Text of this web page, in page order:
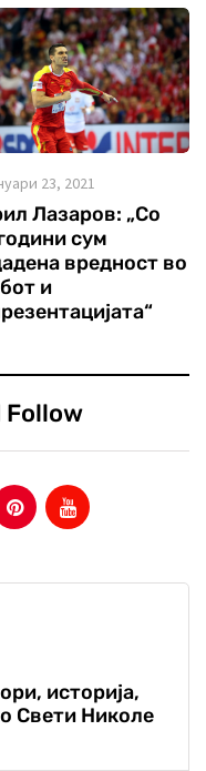
23, 2021
Лазаров: „Со
сум
вредност во
и
Follow
историја,
Свети Николе